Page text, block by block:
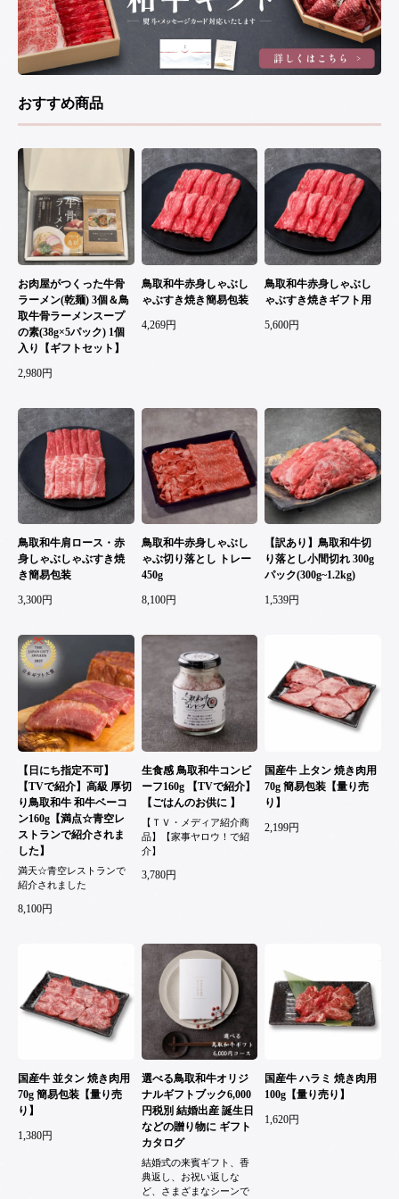
おすすめ商品
お肉屋がつくった牛骨
ラーメン(乾麺) 3個＆鳥
取牛骨ラーメンスープ
の素(38g×5パック) 1個
入り【ギフトセット】
2,980円
鳥取和牛赤身しゃぶし
ゃぶすき焼き簡易包装
4,269円
鳥取和牛赤身しゃぶし
ゃぶすき焼きギフト用
5,600円
鳥取和牛肩ロース・赤
身しゃぶしゃぶすき焼
き簡易包装
3,300円
鳥取和牛赤身しゃぶし
ゃぶ切り落とし トレー
450g
8,100円
【訳あり】鳥取和牛切
り落とし小間切れ 300g
パック(300g~1.2kg)
1,539円
【日にち指定不可】
【TVで紹介】高級 厚切
り鳥取和牛 和牛ベーコ
ン160g【満点☆青空レ
ストランで紹介されま
した】
満天☆青空レストランで
紹介されました
8,100円
生食感 鳥取和牛コンビ
ーフ160g 【TVで紹介】
【ごはんのお供に 】
【ＴＶ・メディア紹介商
品】【家事ヤロウ！で紹
介】
3,780円
国産牛 上タン 焼き肉用
70g 簡易包装【量り売
り】
2,199円
国産牛 並タン 焼き肉用
70g 簡易包装【量り売
り】
1,380円
選べる鳥取和牛オリジ
ナルギフトブック6,000
円税別 結婚出産 誕生日
などの贈り物に ギフト
カタログ
結婚式の来賓ギフト、香
典返し、お祝い返しな
ど、さまざまなシーンで
国産牛 ハラミ 焼き肉用
100g【量り売り】
1,620円